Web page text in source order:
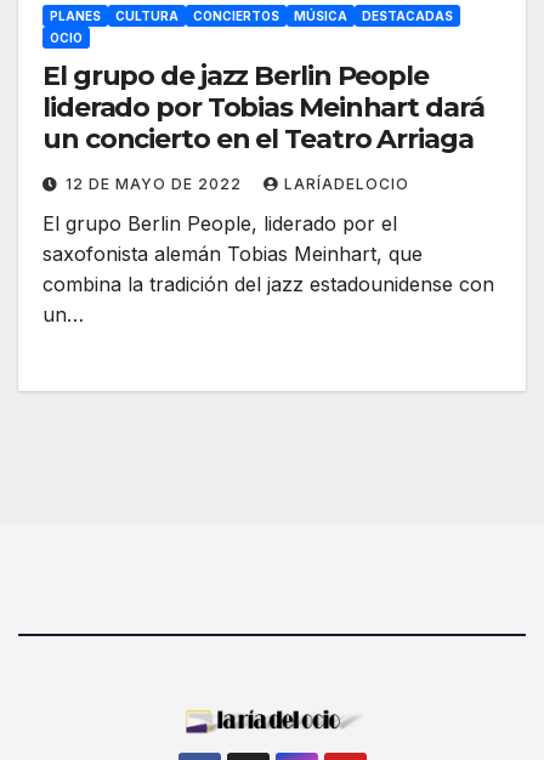
PLANES CULTURA CONCIERTOS MÚSICA
DESTACADAS
OCIO
El grupo de jazz Berlin People
liderado por Tobias Meinhart dará
un concierto en el Teatro Arriaga
12 DE MAYO DE 2022 LARÍADELOCIO
El grupo Berlin People, liderado por el
saxofonista alemán Tobias Meinhart, que
combina la tradición del jazz estadounidense con
un…